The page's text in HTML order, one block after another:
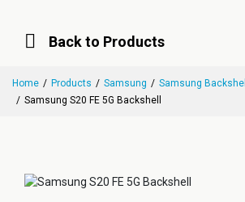
Back to Products
Home Products Samsung
Samsung Backshell
Samsung S20 FE 5G Backshell